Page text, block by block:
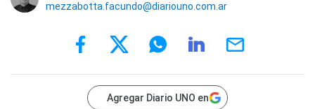
mezzabotta.facundo@diariouno.com.ar
Agregar Diario UNO en